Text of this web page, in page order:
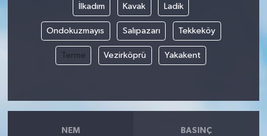
İlkadım Kavak Ladik
Ondokuzmayıs Salıpazarı Tekkeköy
Terme Vezirköprü Yakakent
NEM BASINÇ
YUNUSEMRE
MANİSA'YI KEŞFET
TÜRKİYE'DE TREND HABERLER